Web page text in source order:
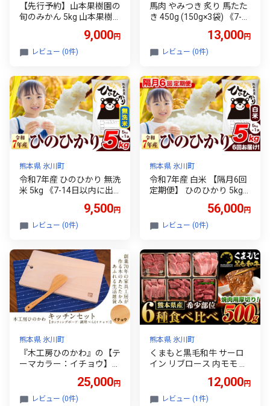
【先行予約】山本果樹園の
旬のみかん 5kg 山本果樹
荷》蜜柑 柑橘 ひのあかり
日南 豊福 肥後早生 青島
9,000円
レビュー (0件)
馬肉 やみつき 炙り 馬たた
き 450g (150g×3袋) 《7-1
除く)》 熊本県 氷川町 肉
たたき 惣菜 おつまみ 送料
13,000円
レビュー (0件)
熊本県 氷川町
令和7年産 ひのひかり 無洗
米 5kg 《7-14日以内に出
熊本県産 無洗米 精米 氷川
町 ひの 送料無料 ヒノヒカ
9,500円
レビュー (0件)
熊本県 氷川町
令和7年産 白米 【隔月6回
定期便】 ひのひかり 5kg
熊本県産 白米 精米 氷川町
ひの 送料無料 ヒノヒカリ
56,000円
レビュー (0件)
熊本県 氷川町
『木工房ひのかわ』の【テ
ーマカラー：イチョウ】カ
ラセット 《180日以内に出
荷予定(土日祝除く)》熊本
25,000円
レビュー (0件)
熊本県 氷川町
くまもと黒毛和牛 サーロ
イン リブロース 内モモ 希
冷凍 《7-14日以内に出荷
予定(土日祝除く)》 くまも
12,000円
レビュー (1件)